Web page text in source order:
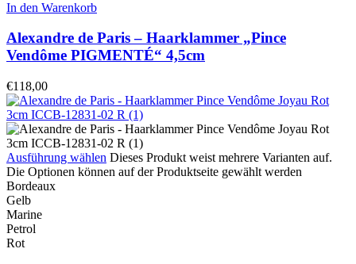
In den Warenkorb
Alexandre de Paris – Haarklammer „Pince
Vendôme PIGMENTÉ“ 4,5cm
€118,00
Ausführung wählen Dieses Produkt weist mehrere Varianten auf.
Die Optionen können auf der Produktseite gewählt werden
Bordeaux
Gelb
Marine
Petrol
Rot